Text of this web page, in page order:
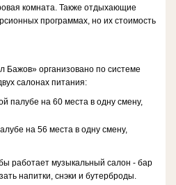
комната. Также отдыхающие
программах, но их стоимость
Бажов» организовано по системе
салонах питания:
палубе на 60 места в одну смену,
на 56 места в одну смену,
работает музыкальный салон - бар
напитки, снэки и бутерброды.